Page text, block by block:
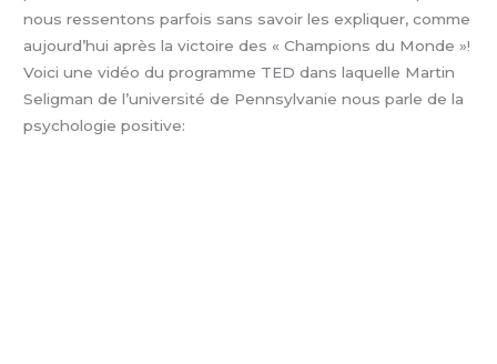
nous ressentons parfois sans savoir les expliquer, comme
aujourd’hui après la victoire des « Champions du Monde »!
Voici une vidéo du programme TED dans laquelle Martin
Seligman de l’université de Pennsylvanie nous parle de la
psychologie positive: